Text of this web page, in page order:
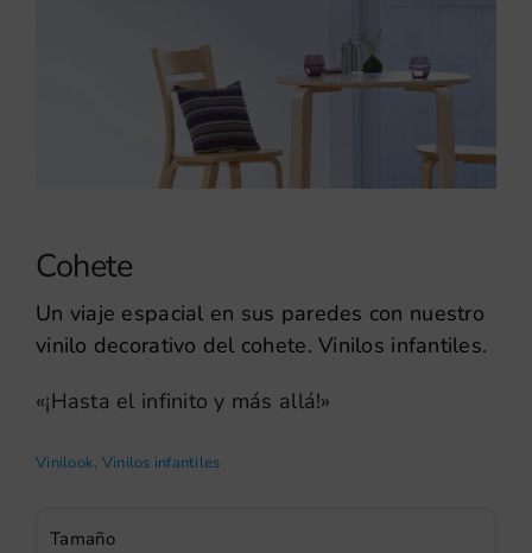
Cohete
Un viaje espacial en sus paredes con nuestro
vinilo decorativo del cohete. Vinilos infantiles.
«¡Hasta el infinito y más allá!»
Vinilook, Vinilos infantiles
Tamaño